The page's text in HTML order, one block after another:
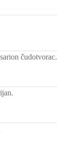
čudotvorac.